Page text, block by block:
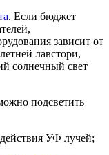
. Если бюджет
зависит от
лавстори,
солнечный свет
подсветить
УФ лучей;